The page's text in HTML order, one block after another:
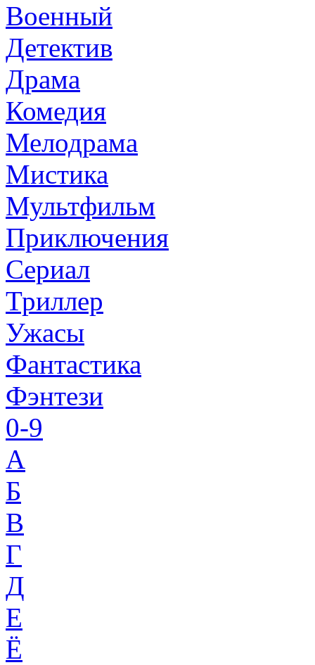
Военный
Детектив
Драма
Комедия
Мелодрама
Мистика
Мультфильм
Приключения
Сериал
Триллер
Ужасы
Фантастика
Фэнтези
0-9
A
Б
В
Г
Д
Е
Ё